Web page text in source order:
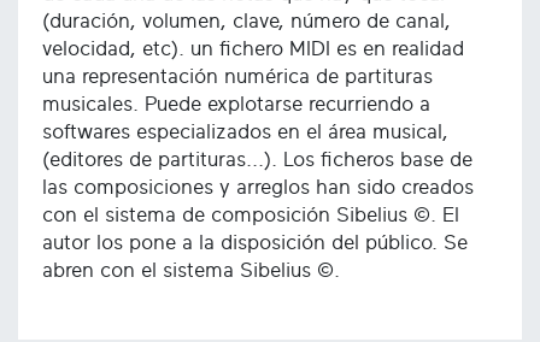
(duración, volumen, clave, número de canal,
velocidad, etc). un fichero MIDI es en realidad
una representación numérica de partituras
musicales. Puede explotarse recurriendo a
softwares especializados en el área musical,
(editores de partituras...). Los ficheros base de
las composiciones y arreglos han sido creados
con el sistema de composición Sibelius ©. El
autor los pone a la disposición del público. Se
abren con el sistema Sibelius ©.